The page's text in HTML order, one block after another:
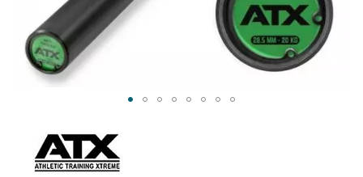
början
bildgalleriet